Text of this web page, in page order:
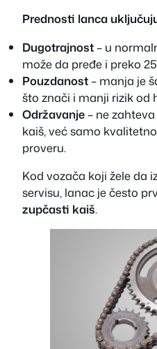
Prednosti lanca
Dugotrajnost– u
može da pređe i preko
Pouzdanost– manja je
što znači i manji rizik od
Održavanje– ne
kaiš, već samo
proveru.
Kod vozača koji žele da
servisu, lanac je često
zupčasti kaiš.